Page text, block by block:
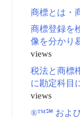
商標とは・
商標登録を
像を分かり
views
税法と商標
に勘定科目
views
®™℠ および